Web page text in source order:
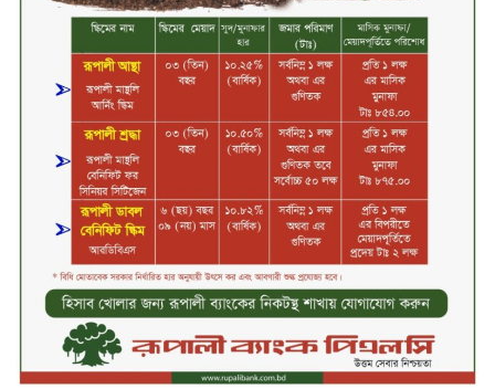
চুয়াডাঙ্গায় বিএআরআই’র কৃষি গবেষণা
কেন্দ্র, মেহেরপুর এর আঞ্চলিক রিভিউ
কর্মশালা/২০২৫-২৬ অনুষ্ঠিত
মুসলিম নিকাহ রেজিস্ট্রার কল্যাণ
পরিষদের সম্মেলন অনুষ্ঠিত